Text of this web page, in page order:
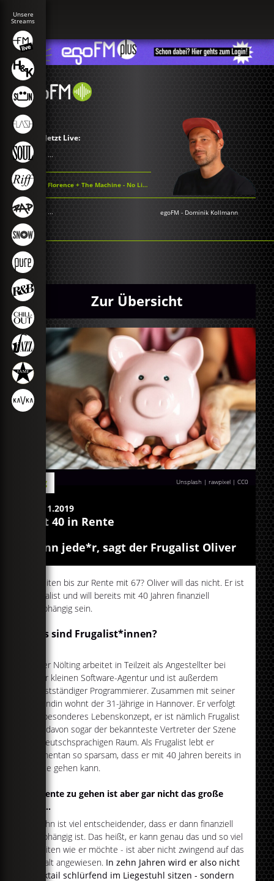
Jetzt Live:
...
Florence + The Machine - No Light, No Light
... egoFM - Dominik Kollmann
Zur Übersicht
Unsplash | rawpixel |CC0
Blog
07.11.2019
Mit 40 in Rente
Kann jede*r, sagt der Frugalist Oliver
Arbeiten bis zur Rente mit 67? Oliver will das nicht. Er ist
Frugalist und will bereits mit 40 Jahren finanziell
unabhängig sein.
Was sind Frugalist*innen?
Oliver Nölting arbeitet in Teilzeit als Angestellter bei
einer kleinen Software-Agentur und ist außerdem
selbstständiger Programmierer. Zusammen mit seiner
Freundin wohnt der 31-Jährige in Hannover. Er verfolgt
ein besonderes Lebenskonzept, er ist nämlich Frugalist
und davon sogar der bekannteste Vertreter der Szene
im deutschsprachigen Raum. Als Frugalist lebt er
momentan so sparsam, dass er mit 40 Jahren bereits in
Rente gehen kann.
In Rente zu gehen ist aber gar nicht das große
Ziel...
Für ihn ist viel entscheidender, dass er dann finanziell
unabhängig ist. Das heißt, er kann genau das und so viel
arbeiten wie er möchte - ist aber nicht zwingend auf das
Gehalt angewiesen. In zehn Jahren wird er also nicht
Cocktail schlürfend im Liegestuhl sitzen - sondern